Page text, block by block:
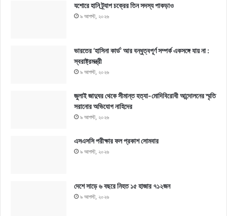
যশোরে হানি ট্র্যাপ চক্রের তিন সদস্য পাকড়াও
৯ আগস্ট, ২০২৬
ভারতের ‘হাসিনা কার্ড’ আর বন্ধুত্বপূর্ণ সম্পর্ক একসঙ্গে যায় না :
স্বরাষ্ট্রমন্ত্রী
৯ আগস্ট, ২০২৬
জুলাই জাদুঘর থেকে সীমান্ত হত্যা-মোদিবিরোধী আন্দোলনের স্মৃতি
সরানোর অভিযোগ নাহিদের
৯ আগস্ট, ২০২৬
এসএসসি পরীক্ষার ফল প্রকাশ সোমবার
৯ আগস্ট, ২০২৬
দেশে সাড়ে ৬ বছরে নিহত ১৫ হাজার ৭১২জন
৯ আগস্ট, ২০২৬